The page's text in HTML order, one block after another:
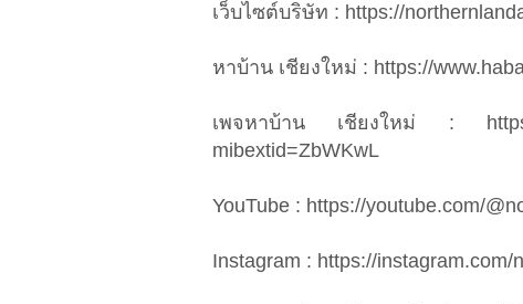
เว็บไซต์บริษัท : https://
หาบ้าน เชียงใหม่ : https://
เพจหาบ้าน เชียงใหม่ : https://
mibextid=ZbWKwL
YouTube : https://youtube.com/
Instagram : https://